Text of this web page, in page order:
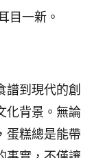
目一新。
譜到現代的創
化背景。無論
蛋糕總是能帶